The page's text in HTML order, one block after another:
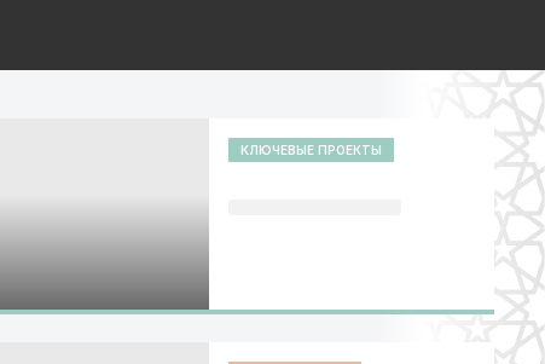
КЛЮЧЕВЫЕ ПРОЕКТЫ